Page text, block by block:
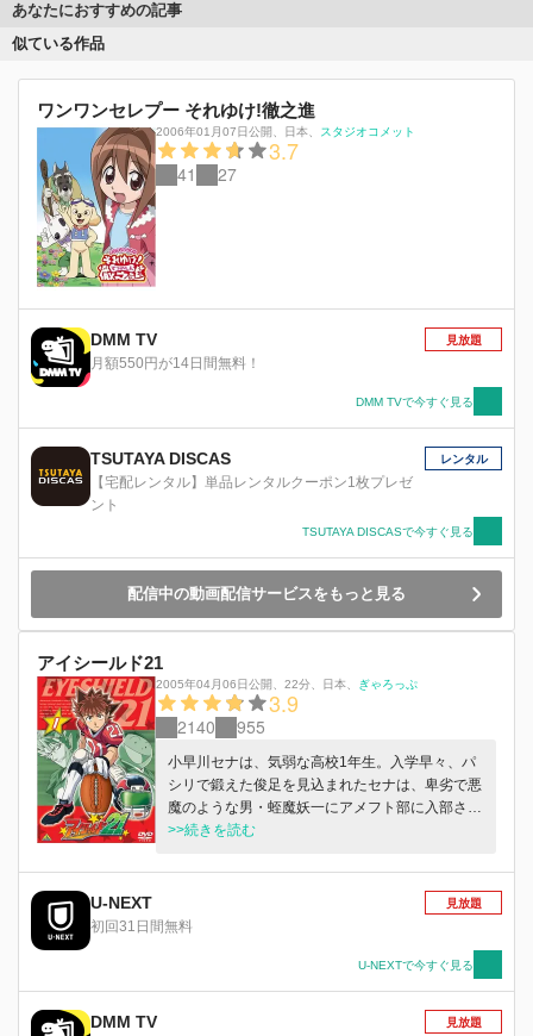
あなたにおすすめの記事
似ている作品
ワンワンセレプー それゆけ!徹之進
2006年01月07日公開 日本 スタジオコメット
3.7
41 27
DMM TV
月額550円が14日間無料！
見放題
DMM TVで今すぐ見る
TSUTAYA DISCAS
【宅配レンタル】単品レンタルクーポン1枚プレゼ
ント
レンタル
TSUTAYA DISCASで今すぐ見る
配信中の動画配信サービスをもっと見る
アイシールド21
2005年04月06日公開 22分 日本 ぎゃろっぷ
3.9
2140 955
小早川セナは、気弱な高校1年生。入学早々、パ
シリで鍛えた俊足を見込まれたセナは、卑劣で悪
魔のような男・蛭魔妖一にアメフト部に入部させ
られてしまう。しかもいきなり、光速のランニン
まい…。
>>続きを読む
U-NEXT
初回31日間無料
見放題
U-NEXTで今すぐ見る
DMM TV 見放題